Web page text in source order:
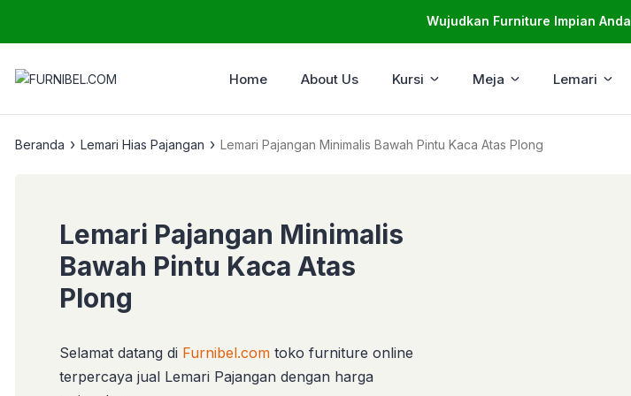
Wujudkan Furniture Impian Anda
Home About Us Kursi Meja Lemari
Beranda › Lemari Hias Pajangan › Lemari Pajangan Minimalis Bawah Pintu Kaca Atas Plong
Lemari Pajangan Minimalis
Bawah Pintu Kaca Atas
Plong
Selamat datang di Furnibel.com toko furniture online
terpercaya jual Lemari Pajangan dengan harga